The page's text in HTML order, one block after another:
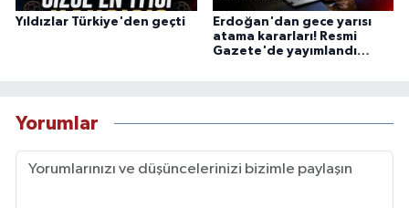
Yıldızlar Türkiye'den geçti
Erdoğan'dan gece yarısı
atama kararları! Resmi
Gazete'de yayımlandı…
Yorumlar